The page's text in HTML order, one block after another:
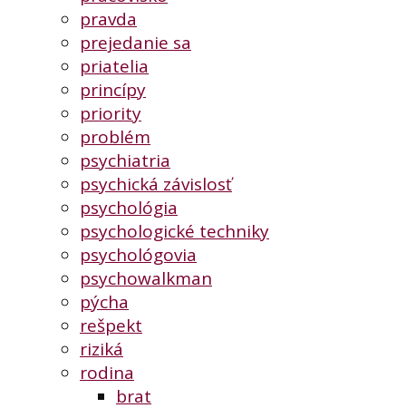
pravda
prejedanie sa
priatelia
princípy
priority
problém
psychiatria
psychická závislosť
psychológia
psychologické techniky
psychológovia
psychowalkman
pýcha
rešpekt
riziká
rodina
brat